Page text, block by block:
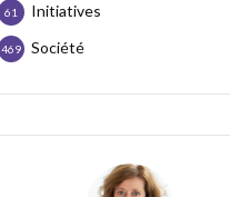
Initiatives
61
Société
469